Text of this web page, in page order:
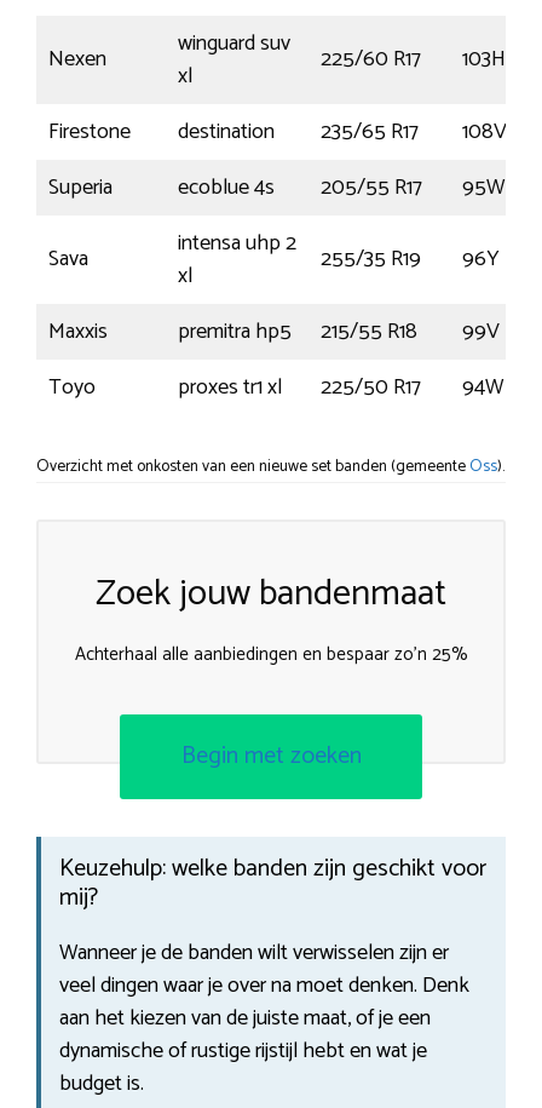
Nexen
winguard suv
xl
225/60 R17
103H
Firestone
destination 235/65 R17
108V
Superia
ecoblue 4s 205/55 R17
95W
Sava
intensa uhp 2
xl
255/35 R19
96Y
Maxxis
premitra hp5 215/55 R18
99V
Toyo
proxes tr1 xl 225/50 R17 94W
Overzicht met onkosten van een nieuwe set banden (gemeenteOss).
Zoek jouw bandenmaat
Achterhaal alle aanbiedingen en bespaar zo’n 25%
Begin met zoeken
Keuzehulp: welke banden zijn geschikt voor
mij?
Wanneer je de banden wilt verwisselen zijn er
veel dingen waar je over na moet denken. Denk
aan het kiezen van de juiste maat, of je een
dynamische of rustige rijstijl hebt en wat je
budget is.